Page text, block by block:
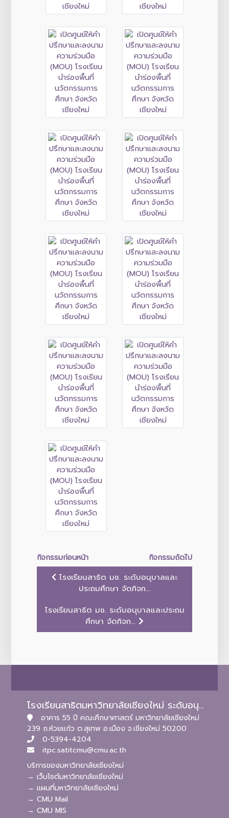
กิจกรรมก่อนหน้า
กิจกรรมถัดไป
โรงเรียนสาธิต มช. ระดับอนุบาลและ
ประถมศึกษา จัดกิจก...
โรงเรียนสาธิต มช. ระดับอนุบาลและประถม
ศึกษา จัดกิจก...
โรงเรียนสาธิตมหาวิทยาลัยเชียงใหม่ ระดับอนุบาลและประถมศึกษา
อาคาร 55 ปี คณะศึกษาศาสตร์ มหาวิทยาลัยเชียงใหม่
239 ถ.ห้วยแก้ว ต.สุเทพ อ.เมือง จ.เชียงใหม่ 50200
0-5394-4204
itpc.satitcmu@cmu.ac.th
บริการของมหาวิทยาลัยเชียงใหม่
→ เว็บไซต์มหาวิทยาลัยเชียงใหม่
→ แผนที่มหาวิทยาลัยเชียงใหม่
→ CMU Mail
→ CMU MIS